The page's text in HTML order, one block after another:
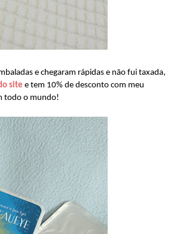
e chegaram rápidas e não fui taxada,
site e tem 10% de desconto com meu
todo o mundo!